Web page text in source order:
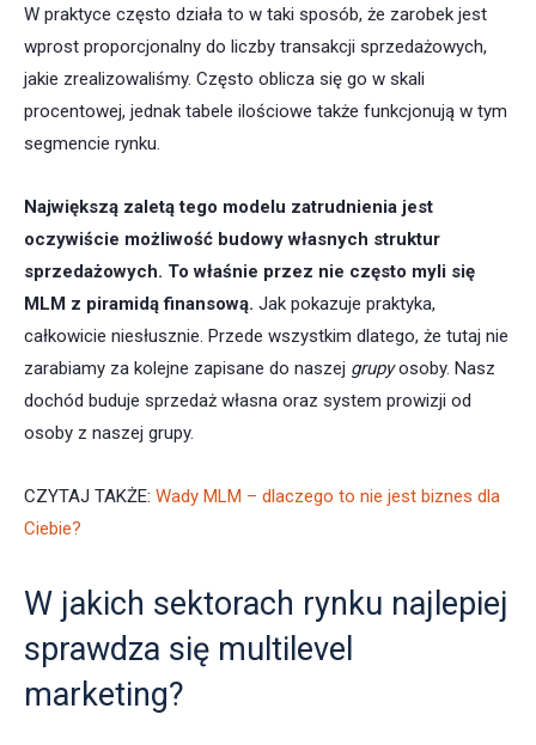
W praktyce często działa to w taki sposób, że zarobek jest
wprost proporcjonalny do liczby transakcji sprzedażowych,
jakie zrealizowaliśmy. Często oblicza się go w skali
procentowej, jednak tabele ilościowe także funkcjonują w tym
segmencie rynku.
Największą zaletą tego modelu zatrudnienia jest
oczywiście możliwość budowy własnych struktur
sprzedażowych. To właśnie przez nie często myli się
MLM z piramidą finansową. Jak pokazuje praktyka,
całkowicie niesłusznie. Przede wszystkim dlatego, że tutaj nie
zarabiamy za kolejne zapisane do naszej grupyosoby. Nasz
dochód buduje sprzedaż własna oraz system prowizji od
osoby z naszej grupy.
CZYTAJ TAKŻE: Wady MLM – dlaczego to nie jest biznes dla
Ciebie?
W jakich sektorach rynku najlepiej
sprawdza się multilevel
marketing?